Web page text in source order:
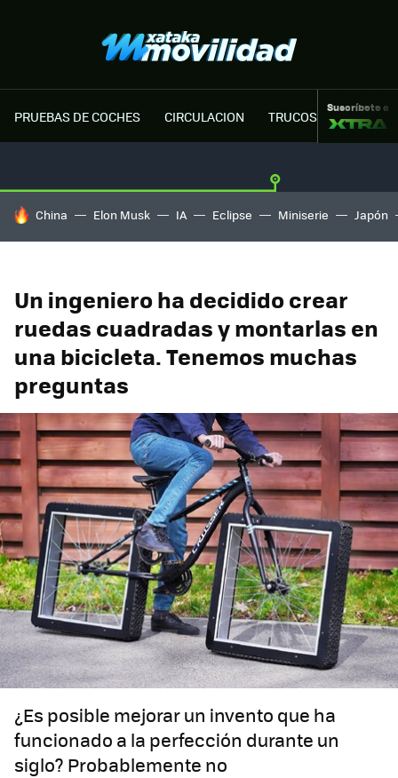
PRUEBAS DE COCHES CIRCULACION TRUCOS MOTOR
Suscríbete a
HOY SE HABLA DE
China Elon Musk IA Eclipse Miniserie Japón
Un ingeniero ha decidido crear
ruedas cuadradas y montarlas en
una bicicleta. Tenemos muchas
preguntas
¿Es posible mejorar un invento que ha
funcionado a la perfección durante un
siglo? Probablemente no